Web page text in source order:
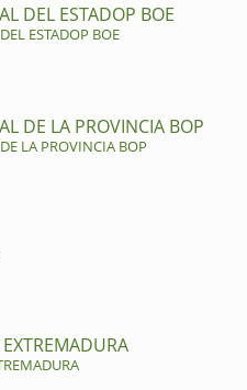
DEL ESTADOP BOE
ESTADOP BOE
DE LA PROVINCIA BOP
LA PROVINCIA BOP